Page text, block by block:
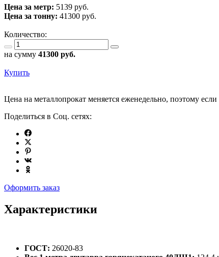
Цена за метр: 5139 руб.
Цена за тонну: 41300 руб.
Количество:
на сумму 41300 руб.
Купить
Цена на металлопрокат меняется еженедельно, поэтому
Поделиться в Соц. сетях:
Оформить заказ
Характеристики
ГОСТ: 26020-83